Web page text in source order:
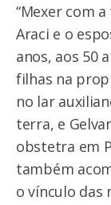
“Mexer com
Araci e o
anos, aos 50
filhas na
no lar
terra, e
obstetra em
também
o vínculo das